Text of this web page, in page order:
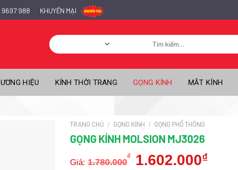
9697 988 KHUYẾN MẠI
kiếm:
HIỆU KÍNH THỜI TRANG GỌNG KÍNH MẮT KÍNH
TRANG CHỦ / GỌNG KÍNH / GỌNG PHỔ THÔNG
GỌNG KÍNH MOLSION MJ3026
Giá:1.780.000
₫
Giá
gốc
1.602.000₫Giá